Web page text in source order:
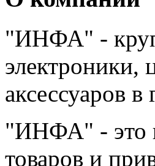
"ИНФА" -
электроники,
аксессуаров в
"ИНФА" - это
товаров и